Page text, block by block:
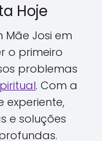
Hoje
Josi em
o primeiro
problemas
. Com a
e soluções